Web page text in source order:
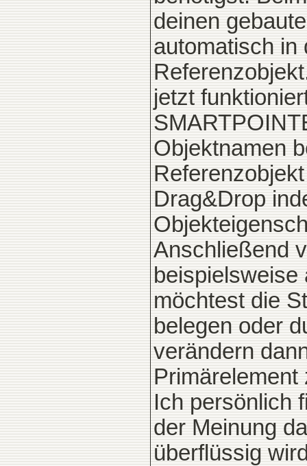
deinen
automatisch in
jetzt
Objektnamen
Drag&Drop
Anschließend
möchtest die
belegen oder
verändern
Ich persönlich
der Meinung
überflüssig